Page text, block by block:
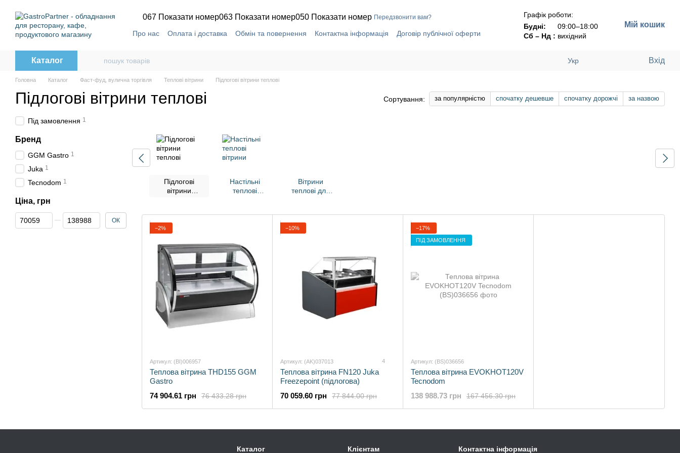
067 Показати номер063 Показати номер050 Показати номер Передзвонити вам?
Про нас Оплата і доставка Обмін та повернення Контактна інформація Договір публічної оферти
Графік роботи:
Будні:
09:00–18:00
Сб – Нд : вихідний
Мій кошик
Каталог Укр Вхід
Головна Каталог Фаст-фуд, вулична торгівля Теплові вітрини Підлогові вітрини теплові
Підлогові вітрини теплові Сортування: за популярністю спочатку дешевше спочатку дорожчі за назвою
Підлогові
вітрини
Настільні
теплові
Вітрини
теплові для
−2%
Артикул: (BI)006957
Теплова вітрина THD155 GGM
Gastro
76 433.28 грн
74 904.61 грн
−10%
Артикул: (AK)037013 4
Теплова вітрина FN120 Juka
Freezepoint (підлогова)
77 844.00 грн
70 059.60 грн
−17%
ПІД ЗАМОВЛЕННЯ
Артикул: (BS)036656
Теплова вітрина EVOKHOT120V
Tecnodom
167 456.30 грн
138 988.73 грн
Під замовлення 1
Бренд
GGM Gastro 1
Juka 1
Tecnodom 1
Ціна, грн
Від Ціна, грн
До Ціна, грн ОК
Каталог Клієнтам Контактна інформація